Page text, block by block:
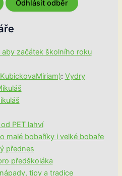
začátek školního roku
: Vydry
PET lahví
malé bobaříky i velké bobaře
přednes
předškoláka
tipy a tradice